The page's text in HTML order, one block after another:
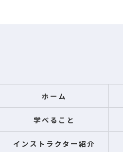
ホーム
学べること
インストラクター紹介